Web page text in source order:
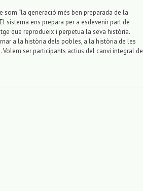
som “la generació més ben preparada de la
sistema ens prepara per a esdevenir part de
que reprodueix i perpetua la seva història.
a la història dels pobles, a la història de les
Volem ser participants actius del canvi integral de